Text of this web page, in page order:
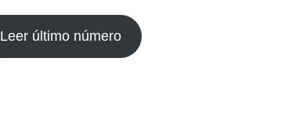
Leer último número